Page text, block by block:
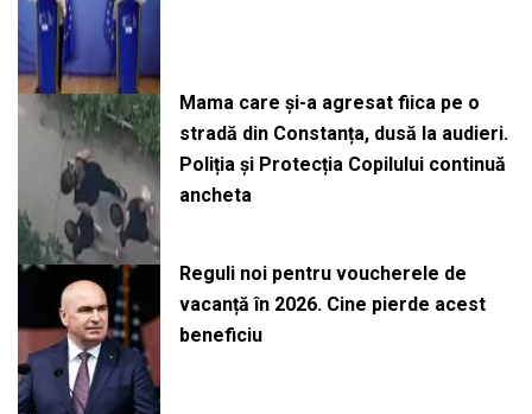
Mama care și-a agresat fiica pe o
stradă din Constanța, dusă la audieri.
Poliția și Protecția Copilului continuă
ancheta
Reguli noi pentru voucherele de
vacanță în 2026. Cine pierde acest
beneficiu